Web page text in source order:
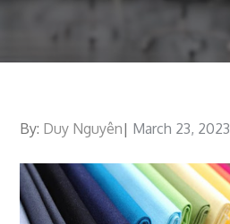
By: Duy Nguyên
Posted
March 23, 2023